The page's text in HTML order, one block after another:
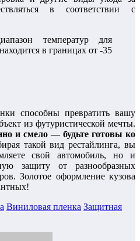
в соответствии с
температур для
в границах от -35
способны превратить вашу
из футуристической мечты.
и смело — будьте готовы ко
такой вид рестайлинга, вы
свой автомобиль, но и
защиту от разнообразных
Золотое оформление кузова
Виниловая пленка Защитная